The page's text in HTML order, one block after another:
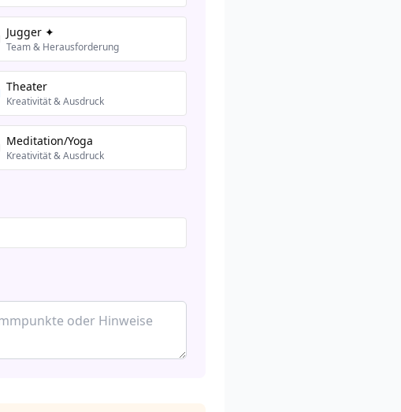
Jugger ✦
Team & Herausforderung
Theater
Kreativität & Ausdruck
Meditation/Yoga
Kreativität & Ausdruck